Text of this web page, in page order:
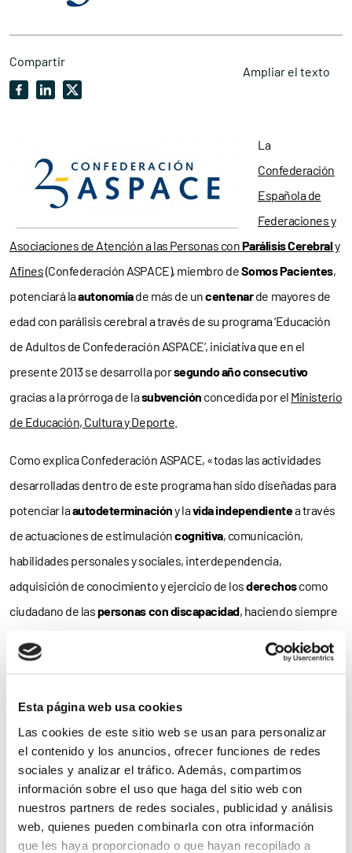
Esta página web usa cookies
Las cookies de este sitio web se usan para personalizar
el contenido y los anuncios, ofrecer funciones de redes
sociales y analizar el tráfico. Además, compartimos
información sobre el uso que haga del sitio web con
nuestros partners de redes sociales, publicidad y análisis
web, quienes pueden combinarla con otra información
que les haya proporcionado o que hayan recopilado a
Compartir
Ampliar el texto
La
Confederación
Española de
Federaciones y
Asociaciones de Atención a las Personas conParálisis Cerebraly
Afines(Confederación ASPACE), miembro deSomos Pacientes,
potenciará laautonomíade más de uncentenarde mayores de
edad con parálisis cerebral a través de su programa ‘Educación
de Adultos de Confederación ASPACE’, iniciativa que en el
presente 2013 se desarrolla porsegundo año consecutivo
gracias a la prórroga de lasubvención concedida por el Ministerio
de Educación, Cultura y Deporte
Como explica Confederación ASPACE, «todas las actividades
desarrolladas dentro de este programa han sido diseñadas para
potenciar laautodeterminacióny lavida independientea través
de actuaciones de estimulacióncognitiva, comunicación,
habilidades personales y sociales, interdependencia,
adquisición de conocimiento y ejercicio de losderechoscomo
ciudadano de laspersonas con discapacidad, haciendo siempre
ámbitos de la sociedad».
132 usuarios en 2012
En la pasada edición del programa participaron132 adultos con
parálisis cerebral
ASPACE Ávila
Sevillay laAsociación Pro Personas con Parálisis Cerebral de
Barcelona(ESCLAT), entidades que abordaron los objetivos del
programa desde distintos